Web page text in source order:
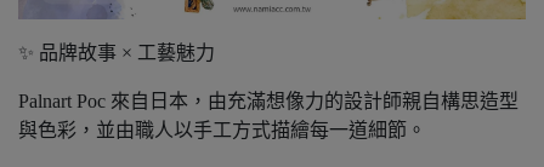
✨ 品牌故事 × 工藝魅力
Palnart Poc 來自日本，由充滿想像力的設計師親自構思造型
與色彩，並由職人以手工方式描繪每一道細節。